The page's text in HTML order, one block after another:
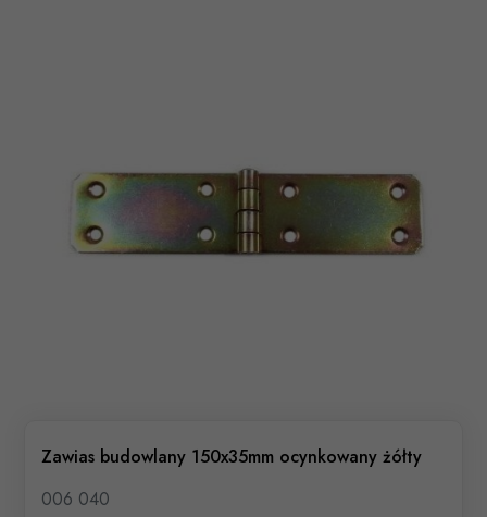
Zawias budowlany 150x35mm ocynkowany żółty
006 040